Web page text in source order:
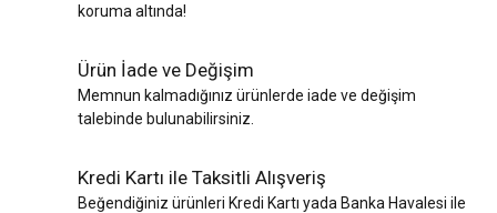
koruma altında!
Ürün İade ve Değişim
Memnun kalmadığınız ürünlerde iade ve değişim
talebinde bulunabilirsiniz.
Kredi Kartı ile Taksitli Alışveriş
Beğendiğiniz ürünleri Kredi Kartı yada Banka Havalesi ile